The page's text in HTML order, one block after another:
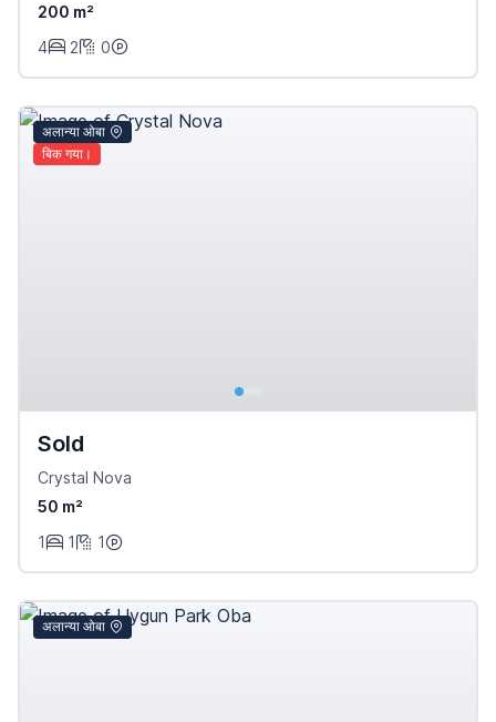
200 m²
4
2 0
अलान्या ओबा
बिक गया।
Sold
Crystal Nova
50 m²
1
1 1
अलान्या ओबा